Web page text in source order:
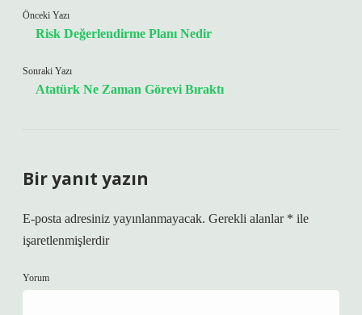
Önceki Yazı
Risk Değerlendirme Planı Nedir
Sonraki Yazı
Atatürk Ne Zaman Görevi Bıraktı
Bir yanıt yazın
E-posta adresiniz yayınlanmayacak. Gerekli alanlar * ile
işaretlenmişlerdir
Yorum